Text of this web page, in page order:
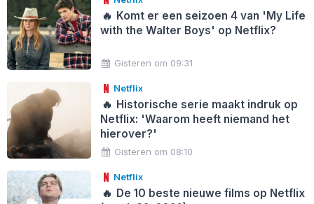
🔥 Komt er een seizoen 4 van 'My Life
with the Walter Boys' op Netflix?
Gisteren om 09:31
Netflix
🔥 Historische serie maakt indruk op
Netflix: 'Waarom heeft niemand het
hierover?'
Gisteren om 08:10
Netflix
🔥 De 10 beste nieuwe films op Netflix